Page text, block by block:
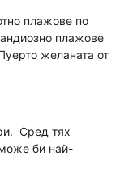
плажове по
плажове
желаната от
Сред тях
би най-